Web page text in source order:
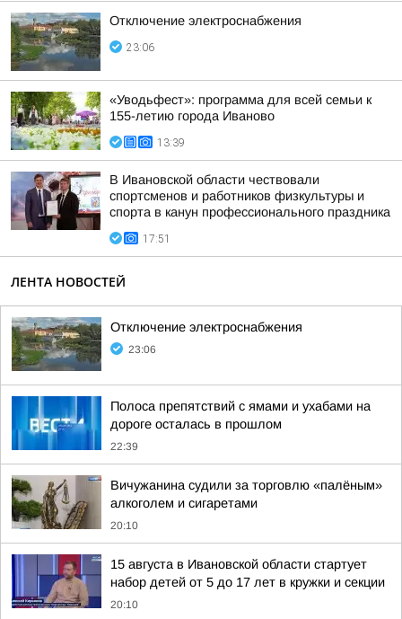
Отключение электроснабжения
23:06
«Уводьфест»: программа для всей семьи к
155-летию города Иваново
13:39
В Ивановской области чествовали
спортсменов и работников физкультуры и
спорта в канун профессионального праздника
17:51
ЛЕНТА НОВОСТЕЙ
Отключение электроснабжения
23:06
Полоса препятствий с ямами и ухабами на
дороге осталась в прошлом
22:39
Вичужанина судили за торговлю «палёным»
алкоголем и сигаретами
20:10
15 августа в Ивановской области стартует
набор детей от 5 до 17 лет в кружки и секции
20:10